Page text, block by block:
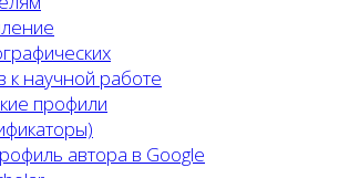
к научной работе
профили
автора в Google